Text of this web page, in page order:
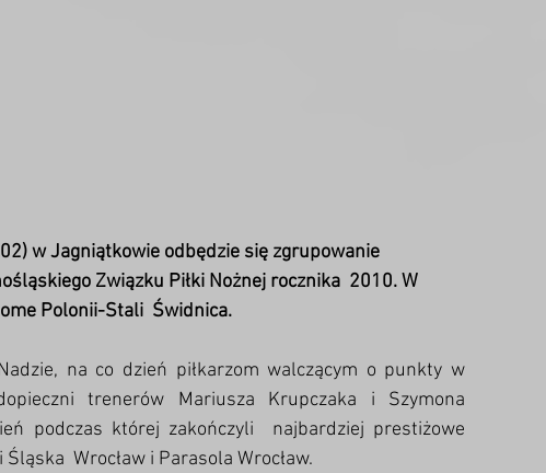
w Jagniątkowie odbędzie się zgrupowanie
Związku Piłki Nożnej rocznika  2010. W
Polonii-Stali  Świdnica.
na co dzień piłkarzom walczącym o punkty w
trenerów Mariusza Krupczaka i Szymona
podczas której zakończyli  najbardziej prestiżowe
Wrocław i Parasola Wrocław.